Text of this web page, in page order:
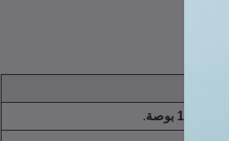
1.43 بوصة .